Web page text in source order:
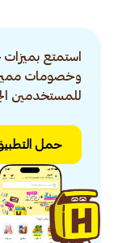
استمتع
وخصومات
للمستخدمين
حمل